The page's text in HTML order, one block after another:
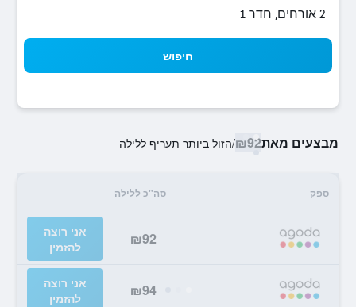
2 אורחים, חדר 1
חיפוש
מבצעים מאת₪92
/הזול ביותר תעריף ללילה
ספק סה"כ ללילה
₪92
אני רוצה
להזמין
₪94
אני רוצה
להזמין